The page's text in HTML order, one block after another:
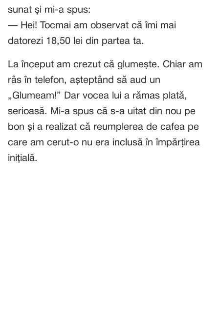
sunat și mi-a spus:
— Hei! Tocmai am observat că îmi mai
datorezi 18,50 lei din partea ta.
La început am crezut că glumește. Chiar am
râs în telefon, așteptând să aud un
„Glumeam!” Dar vocea lui a rămas plată,
serioasă. Mi-a spus că s-a uitat din nou pe
bon și a realizat că reumplerea de cafea pe
care am cerut-o nu era inclusă în împărțirea
inițială.